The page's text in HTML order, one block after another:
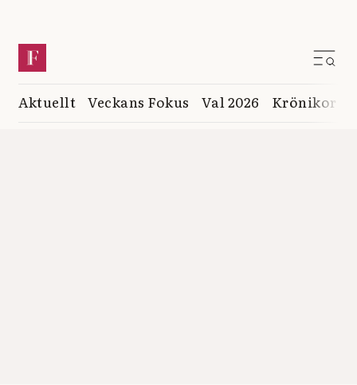
Aktuellt Veckans Fokus Val 2026 Krönikor